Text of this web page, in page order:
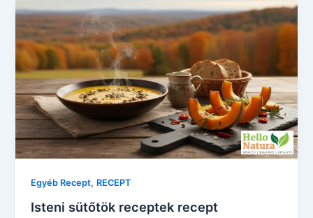
Egyéb Recept, RECEPT
Isteni sütőtök receptek recept